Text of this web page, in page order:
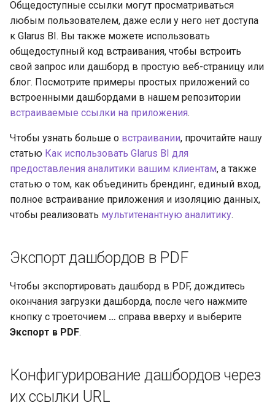
Общедоступные ссылки могут просматриваться
любым пользователем, даже если у него нет доступа
к Glarus BI. Вы также можете использовать
общедоступный код встраивания, чтобы встроить
свой запрос или дашборд в простую веб-страницу или
блог. Посмотрите примеры простых приложений со
встроенными дашбордами в нашем репозитории
встраиваемые ссылки на приложения.
Чтобы узнать больше о встраивании, прочитайте нашу
статью Как использовать Glarus BI для
предоставления аналитики вашим клиентам, а также
статью о том, как объединить брендинг, единый вход,
полное встраивание приложения и изоляцию данных,
чтобы реализовать мультитенантную аналитику.
Экспорт дашбордов в PDF
Чтобы экспортировать дашборд в PDF, дождитесь
окончания загрузки дашборда, после чего нажмите
кнопку с троеточием … справа вверху и выберите
Экспорт в PDF.
Конфигурирование дашбордов через
их ссылки URL